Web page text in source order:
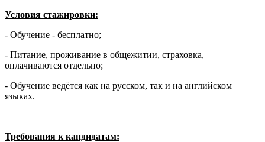
Условия стажировки:
- Обучение - бесплатно;
- Питание, проживание в общежитии, страховка,
оплачиваются отдельно;
- Обучение ведётся как на русском, так и на английском
языках.
Требования к кандидатам: